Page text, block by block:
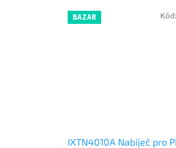
BAZAR
IXTN4010A Nabíječ pro
Kód: